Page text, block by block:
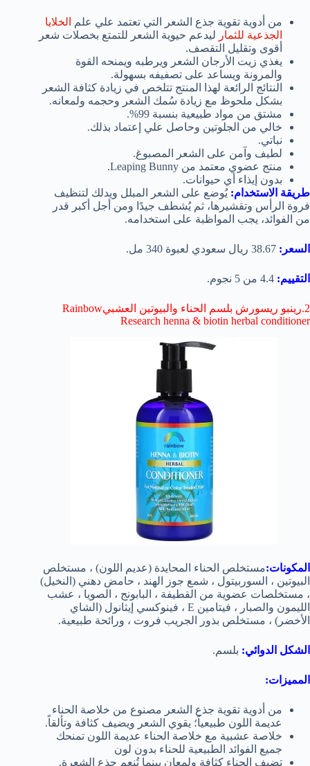
من أدوية تقوية جذع الشعر التي تعتمد علي علم
الخلايا
الجذعية للثمار ليدعم حيوية الشعر للتمتع بخصلات شعر
أقوى وتقليل التقصف.
يغذي زيت الأرجان الشعر ويرطبه ويمنحه القوة
والمرونة ويساعد على تصفيفه بسهولة.
النتائج الرائعة لهذا المنتج تتلخص في زيادة كثافة الشعر
بشكل ملحوظ مع زيادة سُمك الشعر وحجمه ولمعانه.
مشتق من مواد طبيعية بنسبة 99%.
خالي من الجلوتين وحاصل علي إعتماد بذلك.
نباتي.
لطيف وآمن على الشعر المصبوغ.
منتج عضوي معتمد من Leaping Bunny.
بدون إيذاء أي حيوانات.
طريقة الاستخدام:يُوضع على الشعر المبلل ويدلك لتنظيف
فروة الرأس وتقشيرها، ثم يُشطف جيدًا ومن أجل أكبر قدر
من الفوائد، يجب المواظبة على استخدامه.
السعر: 38.67 ريال سعودي لعبوة 340 مل.
التقييم: 4.4 من 5 نجوم.
2.رينبو ريسورش بلسم الحناء والبيوتين العشبيRainbow
Research henna & biotin herbal conditioner
المكونات:مستخلص الحناء المحايدة (عديم اللون) ، مستخلص
البيوتين ، السوربيتول ، شمع جوز الهند ، حامض دهني (النخيل)
، مستخلصات عضوية من القطيفة ، البابونج ، الصويا ، عشب
الليمون والصبار ، فيتامين E ، فينوكسي إيثانول (الشاي
الأخضر) ، مستخلص بذور الجريب فروت ، ورائحة طبيعية.
الشكل الدوائي: بلسم.
المميزات:
من أدوية تقوية جذع الشعر مصنوع من خلاصة الحناء
عديمة اللون طبيعياً؛ يقوي الشعر ويضيف كثافة وتألقاً.
خلاصة عشبية مع خلاصة الحناء عديمة اللون تمنحك
جميع الفوائد الطبيعية للحناء بدون لون
تضيف الحناء كثافة ولمعان بينما تُنعم جذع الشعرة.